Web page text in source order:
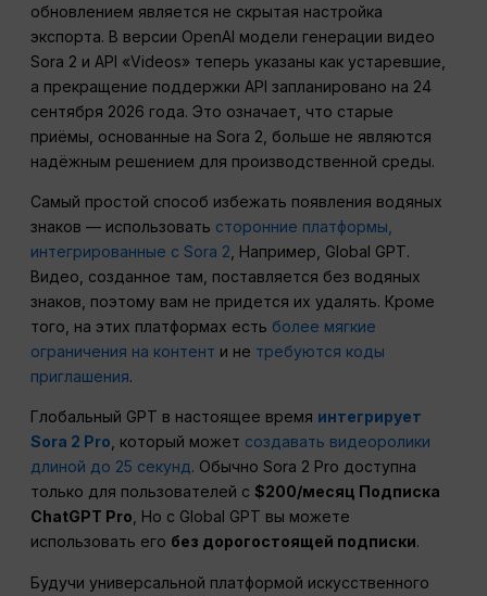
обновлением является не скрытая настройка
экспорта. В версии OpenAI модели генерации видео
Sora 2 и API «Videos» теперь указаны как устаревшие,
а прекращение поддержки API запланировано на 24
сентября 2026 года. Это означает, что старые
приёмы, основанные на Sora 2, больше не являются
надёжным решением для производственной среды.
Самый простой способ избежать появления водяных
знаков — использовать сторонние платформы,
интегрированные с Sora 2 , Например, Global GPT.
Видео, созданное там, поставляется без водяных
знаков, поэтому вам не придется их удалять. Кроме
того, на этих платформах есть более мягкие
ограничения на контент и не требуются коды
приглашения.
Глобальный GPT в настоящее время интегрирует
Sora 2 Pro, который может создавать видеоролики
длиной до 25 секунд. Обычно Sora 2 Pro доступна
только для пользователей с$200/месяц Подписка
ChatGPT Pro, Но с Global GPT вы можете
использовать его без дорогостоящей подписки.
Будучи универсальной платформой искусственного